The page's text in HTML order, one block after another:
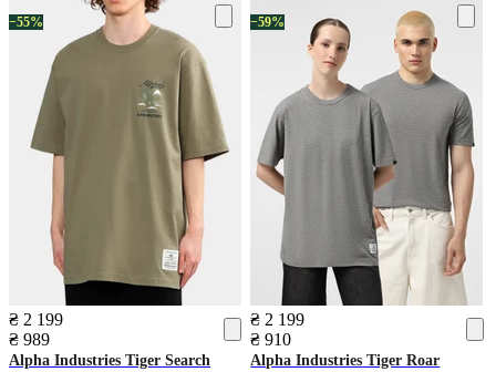
−55%
₴ 2 199
₴ 989
Alpha Industries Tiger Search
−59%
₴ 2 199
₴ 910
Alpha Industries Tiger Roar